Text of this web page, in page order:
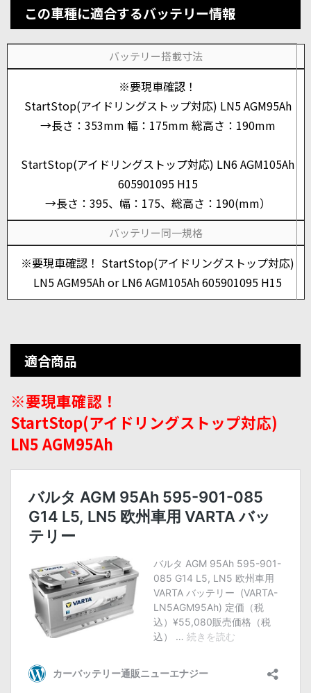
この車種に適合するバッテリー情報
バッテリー搭載寸法
※要現車確認！
StartStop(アイドリングストップ対応) LN5 AGM95Ah
→長さ：353mm 幅：175mm 総高さ：190mm
StartStop(アイドリングストップ対応) LN6 AGM105Ah
605901095 H15
→長さ：395、幅：175、総高さ：190(mm）
バッテリー同一規格
※要現車確認！ StartStop(アイドリングストップ対応)
LN5 AGM95Ah or LN6 AGM105Ah 605901095 H15
適合商品
※要現車確認！
StartStop(アイドリングストップ対応)
LN5 AGM95Ah